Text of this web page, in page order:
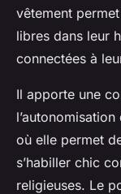
vêtement
libres dans leur
connectées à
Il apporte une
où elle permet
s’habiller chic
religieuses. Le